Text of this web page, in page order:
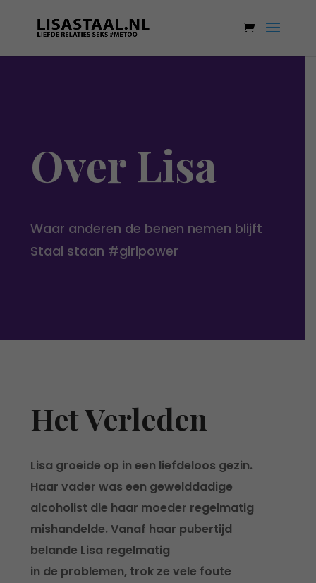
Over Lisa
Waar anderen de benen nemen blijft
Staal staan #girlpower
Het Verleden
Lisa groeide op in een liefdeloos gezin.
Haar vader was een gewelddadige
alcoholist die haar moeder regelmatig
mishandelde. Vanaf haar pubertijd
belande Lisa regelmatig
in de problemen, trok ze vele foute